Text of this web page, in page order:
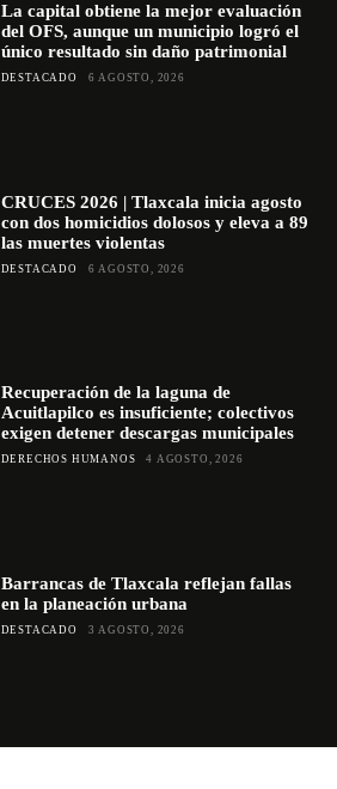
La capital obtiene la mejor evaluación
del OFS, aunque un municipio logró el
único resultado sin daño patrimonial
DESTACADO 6 AGOSTO, 2026
CRUCES 2026 | Tlaxcala inicia agosto
con dos homicidios dolosos y eleva a 89
las muertes violentas
DESTACADO 6 AGOSTO, 2026
Recuperación de la laguna de
Acuitlapilco es insuficiente; colectivos
exigen detener descargas municipales
DERECHOS HUMANOS 4 AGOSTO, 2026
Barrancas de Tlaxcala reflejan fallas
en la planeación urbana
DESTACADO 3 AGOSTO, 2026